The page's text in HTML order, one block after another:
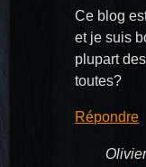
Ce blog
et je suis
plupart
toutes?
Répondre